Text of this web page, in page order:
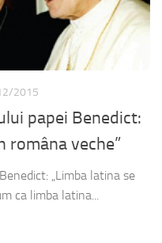
2015
papei Benedict:
româna veche”
„Limba latina se
ca limba latina...